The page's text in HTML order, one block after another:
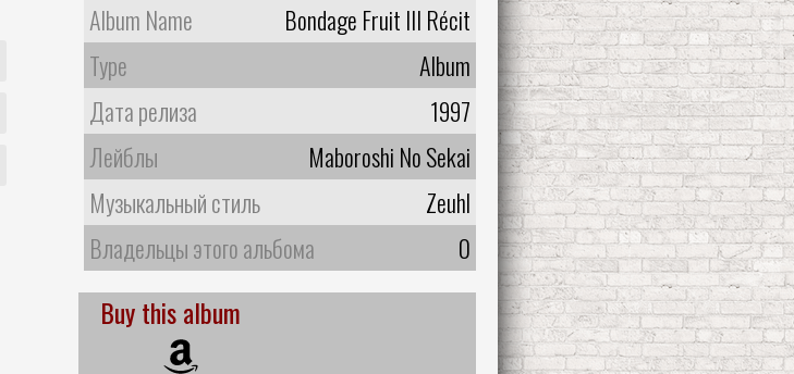
Album Name
Bondage Fruit III Récit
Type
Album
Дата релиза
1997
Лейблы
Maboroshi No Sekai
Музыкальный стиль
Zeuhl
Владельцы этого альбома
0
Buy this album